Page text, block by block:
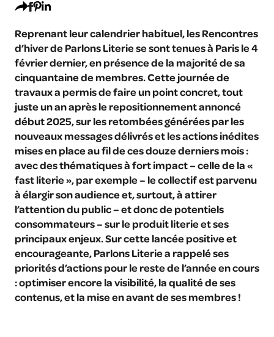
Reprenant leur calendrier habituel, les Rencontres
d’hiver de Parlons Literie se sont tenues à Paris le 4
février dernier, en présence de la majorité de sa
cinquantaine de membres. Cette journée de
travaux a permis de faire un point concret, tout
juste un an après le repositionnement annoncé
début 2025, sur les retombées générées par les
nouveaux messages délivrés et les actions inédites
mises en place au fil de ces douze derniers mois :
avec des thématiques à fort impact – celle de la «
fast literie », par exemple – le collectif est parvenu
à élargir son audience et, surtout, à attirer
l’attention du public – et donc de potentiels
consommateurs – sur le produit literie et ses
principaux enjeux. Sur cette lancée positive et
encourageante, Parlons Literie a rappelé ses
priorités d’actions pour le reste de l’année en cours
: optimiser encore la visibilité, la qualité de ses
contenus, et la mise en avant de ses membres !